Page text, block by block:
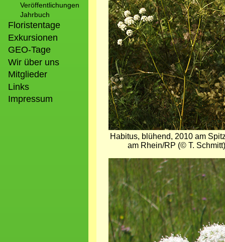
Veröffentlichungen
Jahrbuch
Floristentage
Exkursionen
GEO-Tage
Wir über uns
Mitglieder
Links
Impressum
Habitus, blühend, 2010 am
am Rhein/RP (© T. Schmitt)
Bild